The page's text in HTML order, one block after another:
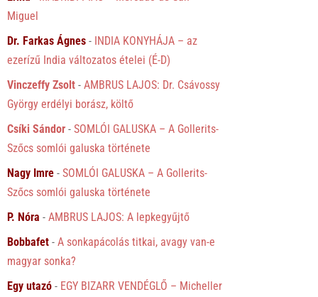
Miguel
Dr. Farkas Ágnes - INDIA KONYHÁJA – az
ezerízű India változatos ételei (É-D)
Vinczeffy Zsolt -AMBRUS LAJOS: Dr. Csávossy
György erdélyi borász, költő
Csíki Sándor -SOMLÓI GALUSKA – A Gollerits-
Szőcs somlói galuska története
Nagy Imre -SOMLÓI GALUSKA – A Gollerits-
Szőcs somlói galuska története
P. Nóra -AMBRUS LAJOS: A lepkegyűjtő
Bobbafet -A sonkapácolás titkai, avagy van-e
magyar sonka?
Egy utazó - EGY BIZARR VENDÉGLŐ – Micheller